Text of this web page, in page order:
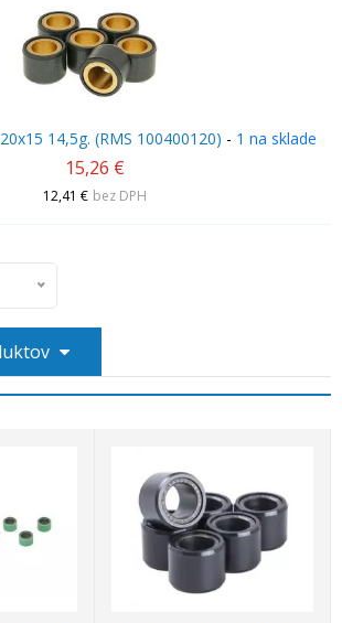
14,5g. (RMS 100400120) - 1 na sklade
15,26 €
12,41 € bez DPH